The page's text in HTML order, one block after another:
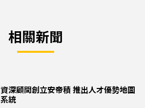
相關新聞
資深顧問創立安帝積 推出人才優勢地圖
系統